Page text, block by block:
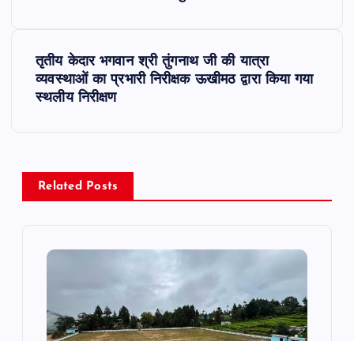
v
तृतीय केदार भगवान श्री तुंगनाथ जी की यात्रा
व्यवस्थाओं का प्रभारी निरीक्षक ऊखीमठ द्वारा किया गया
स्थलीय निरीक्षण
Related Posts